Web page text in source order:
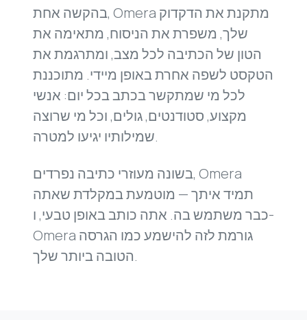
בהקשה אחת, Omera מתקנת את הדקדוק
שלך, משפרת את הניסוח, מתאימה את
הטון של הכתיבה לכל מצב, ומתרגמת את
הטקסט לשפה אחרת באופן מיידי. מתוכננת
לכל מי שמתקשר בכתב בכל יום: אנשי
מקצוע, סטודנטים, גולים, וכל מי שרוצה
שמילותיו יגיעו למטרה.
בשונה מעוזרי כתיבה נפרדים, Omera
תמיד איתך — מוטמעת במקלדת שאתה
כבר משתמש בה. אתה כותב באופן טבעי, ו-
Omera גורמת לזה להישמע כמו הגרסה
הטובה ביותר שלך.